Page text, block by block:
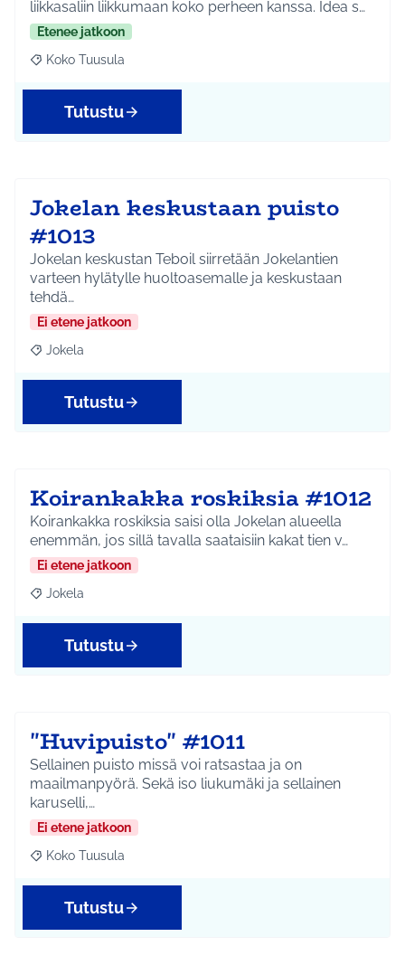
liikkasaliin liikkumaan koko perheen kanssa. Idea s…
Etenee jatkoon
Rajaa tulokset aihepiirin mukaan: Koko Tuusula
Koko Tuusula
Tutustu
Jokelan keskustaan puisto
#1013
Jokelan keskustan Teboil siirretään Jokelantien
varteen hylätylle huoltoasemalle ja keskustaan
tehdä…
Ei etene jatkoon
Rajaa tulokset aihepiirin mukaan: Jokela
Jokela
Tutustu
Koirankakka roskiksia #1012
Koirankakka roskiksia saisi olla Jokelan alueella
enemmän, jos sillä tavalla saataisiin kakat tien v…
Ei etene jatkoon
Rajaa tulokset aihepiirin mukaan: Jokela
Jokela
Tutustu
"Huvipuisto" #1011
Sellainen puisto missä voi ratsastaa ja on
maailmanpyörä. Sekä iso liukumäki ja sellainen
karuselli,…
Ei etene jatkoon
Rajaa tulokset aihepiirin mukaan: Koko Tuusula
Koko Tuusula
Tutustu